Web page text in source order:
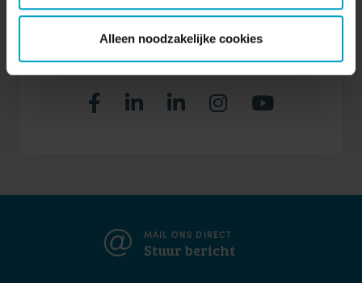
Alleen noodzakelijke cookies
www.wonenindevalkenier.nlof contacteer Met Ons
Makelaars, tel. 040-2043910,
info@metonsmakelaars.nl.
MAIL ONS DIRECT
Stuur bericht